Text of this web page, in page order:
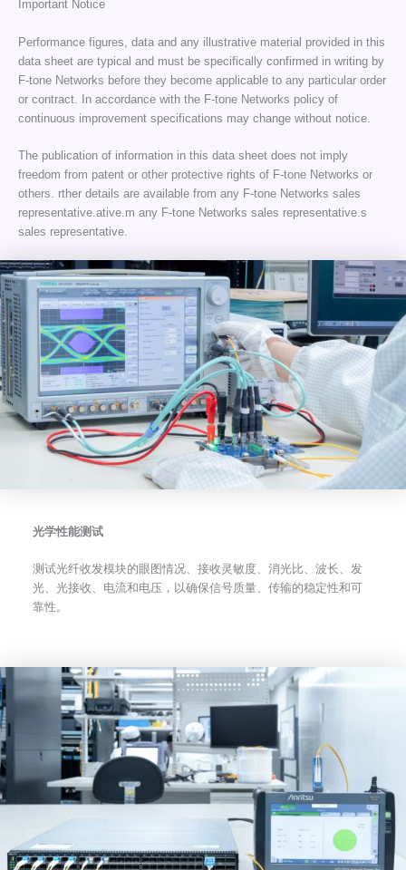
Important Notice
Performance figures, data and any illustrative material provided in this
data sheet are typical and must be specifically confirmed in writing by
F-tone Networks before they become applicable to any particular order
or contract. In accordance with the F-tone Networks policy of
continuous improvement specifications may change without notice.
The publication of information in this data sheet does not imply
freedom from patent or other protective rights of F-tone Networks or
others. rther details are available from any F-tone Networks sales
representative.ative.m any F-tone Networks sales representative.s
sales representative.
光学性能测试
测试光纤收发模块的眼图情况、接收灵敏度、消光比、波长、发
光、光接收、电流和电压，以确保信号质量、传输的稳定性和可
靠性。